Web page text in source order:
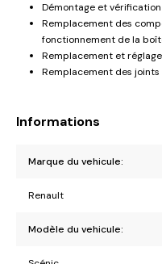
Démontage et
Remplacement des
fonctionnement de la
Remplacement et
Remplacement des joints
Informations
Marque du vehicule:
Renault
Modèle du vehicule: